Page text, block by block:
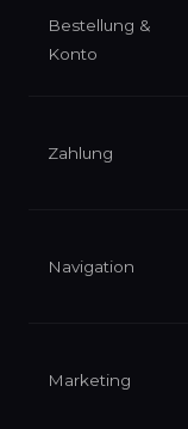
Bestellung &
Konto
Zahlung
Navigation
Marketing